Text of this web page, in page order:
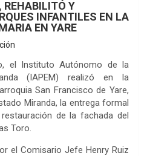
REHABILITÓ Y
INFANTILES EN LA
EN YARE
el Instituto Autónomo de la
(IAPEM) realizó en la
San Francisco de Yare,
Miranda, la entrega formal
de la fachada del
Toro.
el Comisario Jefe Henry Ruiz